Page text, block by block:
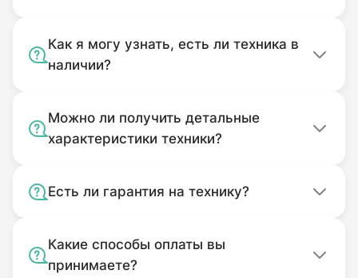
Как я могу узнать, есть ли техника в
наличии?
Можно ли получить детальные
характеристики техники?
Есть ли гарантия на технику?
Какие способы оплаты вы
принимаете?